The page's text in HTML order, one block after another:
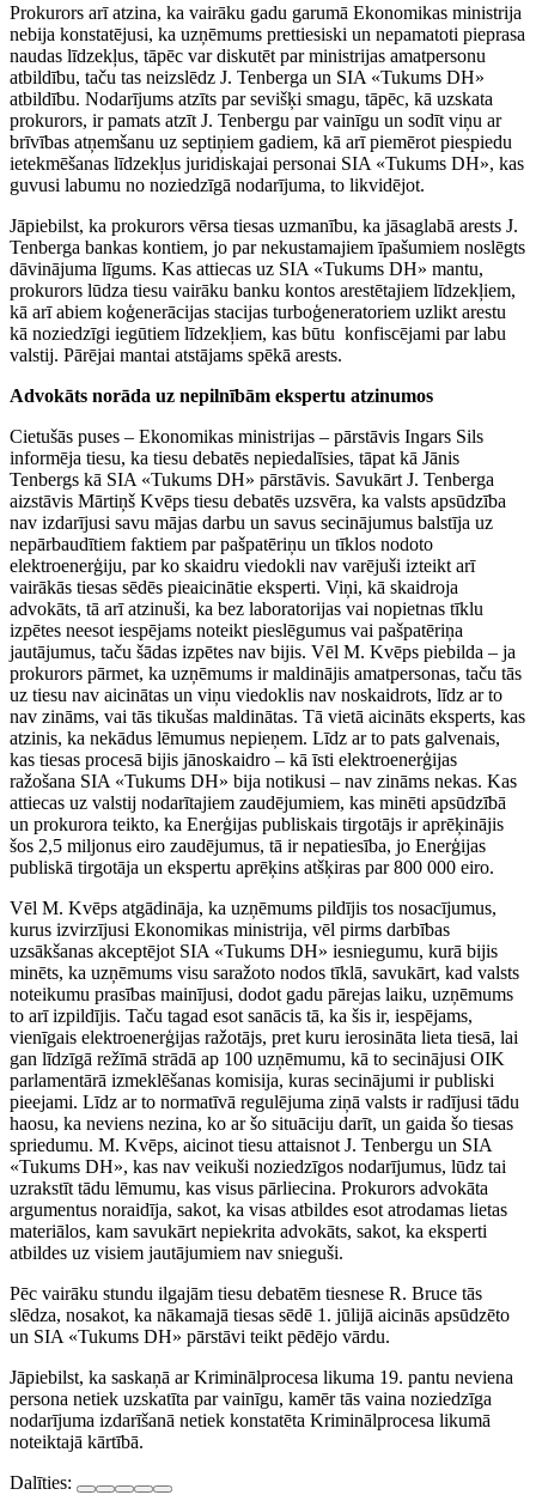
Prokurors arī atzina, ka vairāku gadu garumā Ekonomikas ministrija
nebija konstatējusi, ka uzņēmums prettiesiski un nepamatoti pieprasa
naudas līdzekļus, tāpēc var diskutēt par ministrijas amatpersonu
atbildību, taču tas neizslēdz J. Tenberga un SIA «Tukums DH»
atbildību. Nodarījums atzīts par sevišķi smagu, tāpēc, kā uzskata
prokurors, ir pamats atzīt J. Tenbergu par vainīgu un sodīt viņu ar
brīvības atņemšanu uz septiņiem gadiem, kā arī piemērot piespiedu
ietekmēšanas līdzekļus juridiskajai personai SIA «Tukums DH», kas
guvusi labumu no noziedzīgā nodarījuma, to likvidējot.
Jāpiebilst, ka prokurors vērsa tiesas uzmanību, ka jāsaglabā arests J.
Tenberga bankas kontiem, jo par nekustamajiem īpašumiem noslēgts
dāvinājuma līgums. Kas attiecas uz SIA «Tukums DH» mantu,
prokurors lūdza tiesu vairāku banku kontos arestētajiem līdzekļiem,
kā arī abiem koģenerācijas stacijas turboģeneratoriem uzlikt arestu
kā noziedzīgi iegūtiem līdzekļiem, kas būtu konfiscējami par labu
valstij. Pārējai mantai atstājams spēkā arests.
Advokāts norāda uz nepilnībām ekspertu atzinumos
Cietušās puses – Ekonomikas ministrijas – pārstāvis Ingars Sils
informēja tiesu, ka tiesu debatēs nepiedalīsies, tāpat kā Jānis
Tenbergs kā SIA «Tukums DH» pārstāvis. Savukārt J. Tenberga
aizstāvis Mārtiņš Kvēps tiesu debatēs uzsvēra, ka valsts apsūdzība
nav izdarījusi savu mājas darbu un savus secinājumus balstīja uz
nepārbaudītiem faktiem par pašpatēriņu un tīklos nodoto
elektroenerģiju, par ko skaidru viedokli nav varējuši izteikt arī
vairākās tiesas sēdēs pieaicinātie eksperti. Viņi, kā skaidroja
advokāts, tā arī atzinuši, ka bez laboratorijas vai nopietnas tīklu
izpētes neesot iespējams noteikt pieslēgumus vai pašpatēriņa
jautājumus, taču šādas izpētes nav bijis. Vēl M. Kvēps piebilda – ja
prokurors pārmet, ka uzņēmums ir maldinājis amatpersonas, taču tās
uz tiesu nav aicinātas un viņu viedoklis nav noskaidrots, līdz ar to
nav zināms, vai tās tikušas maldinātas. Tā vietā aicināts eksperts, kas
atzinis, ka nekādus lēmumus nepieņem. Līdz ar to pats galvenais,
kas tiesas procesā bijis jānoskaidro – kā īsti elektroenerģijas
ražošana SIA «Tukums DH» bija notikusi – nav zināms nekas. Kas
attiecas uz valstij nodarītajiem zaudējumiem, kas minēti apsūdzībā
un prokurora teikto, ka Enerģijas publiskais tirgotājs ir aprēķinājis
šos 2,5 miljonus eiro zaudējumus, tā ir nepatiesība, jo Enerģijas
publiskā tirgotāja un ekspertu aprēķins atšķiras par 800 000 eiro.
Vēl M. Kvēps atgādināja, ka uzņēmums pildījis tos nosacījumus,
kurus izvirzījusi Ekonomikas ministrija, vēl pirms darbības
uzsākšanas akceptējot SIA «Tukums DH» iesniegumu, kurā bijis
minēts, ka uzņēmums visu saražoto nodos tīklā, savukārt, kad valsts
noteikumu prasības mainījusi, dodot gadu pārejas laiku, uzņēmums
to arī izpildījis. Taču tagad esot sanācis tā, ka šis ir, iespējams,
vienīgais elektroenerģijas ražotājs, pret kuru ierosināta lieta tiesā, lai
gan līdzīgā režīmā strādā ap 100 uzņēmumu, kā to secinājusi OIK
parlamentārā izmeklēšanas komisija, kuras secinājumi ir publiski
pieejami. Līdz ar to normatīvā regulējuma ziņā valsts ir radījusi tādu
haosu, ka neviens nezina, ko ar šo situāciju darīt, un gaida šo tiesas
spriedumu. M. Kvēps, aicinot tiesu attaisnot J. Tenbergu un SIA
«Tukums DH», kas nav veikuši noziedzīgos nodarījumus, lūdz tai
uzrakstīt tādu lēmumu, kas visus pārliecina. Prokurors advokāta
argumentus noraidīja, sakot, ka visas atbildes esot atrodamas lietas
materiālos, kam savukārt nepiekrita advokāts, sakot, ka eksperti
atbildes uz visiem jautājumiem nav snieguši.
Pēc vairāku stundu ilgajām tiesu debatēm tiesnese R. Bruce tās
slēdza, nosakot, ka nākamajā tiesas sēdē 1. jūlijā aicinās apsūdzēto
un SIA «Tukums DH» pārstāvi teikt pēdējo vārdu.
Jāpiebilst, ka saskaņā ar Kriminālprocesa likuma 19. pantu neviena
persona netiek uzskatīta par vainīgu, kamēr tās vaina noziedzīga
nodarījuma izdarīšanā netiek konstatēta Kriminālprocesa likumā
noteiktajā kārtībā.
Dalīties: